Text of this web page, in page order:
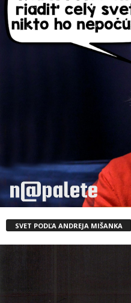
SVET PODĽA ANDREJA MIŠANKA